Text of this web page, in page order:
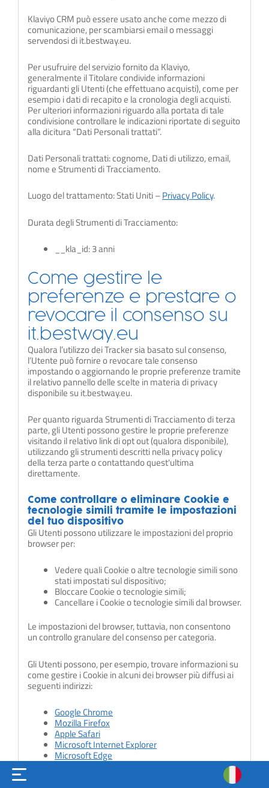
Klaviyo CRM può essere usato anche come mezzo di
comunicazione, per scambiarsi email o messaggi
servendosi di it.bestway.eu.
Per usufruire del servizio fornito da Klaviyo,
generalmente il Titolare condivide informazioni
riguardanti gli Utenti (che effettuano acquisti), come per
esempio i dati di recapito e la cronologia degli acquisti.
Per ulteriori informazioni riguardo alla portata di tale
condivisione controllare le indicazioni riportate di seguito
alla dicitura “Dati Personali trattati”.
Dati Personali trattati: cognome, Dati di utilizzo, email,
nome e Strumenti di Tracciamento.
Luogo del trattamento: Stati Uniti –Privacy Policy.
Durata degli Strumenti di Tracciamento:
__kla_id: 3 anni
Come gestire le
preferenze e prestare o
revocare il consenso su
it.bestway.eu
Qualora l’utilizzo dei Tracker sia basato sul consenso,
l’Utente può fornire o revocare tale consenso
impostando o aggiornando le proprie preferenze tramite
il relativo pannello delle scelte in materia di privacy
disponibile su it.bestway.eu.
Per quanto riguarda Strumenti di Tracciamento di terza
parte, gli Utenti possono gestire le proprie preferenze
visitando il relativo link di opt out (qualora disponibile),
utilizzando gli strumenti descritti nella privacy policy
della terza parte o contattando quest'ultima
direttamente.
Come controllare o eliminare Cookie e
tecnologie simili tramite le impostazioni
del tuo dispositivo
Gli Utenti possono utilizzare le impostazioni del proprio
browser per:
Vedere quali Cookie o altre tecnologie simili sono
stati impostati sul dispositivo;
Bloccare Cookie o tecnologie simili;
Cancellare i Cookie o tecnologie simili dal browser.
Le impostazioni del browser, tuttavia, non consentono
un controllo granulare del consenso per categoria.
Gli Utenti possono, per esempio, trovare informazioni su
come gestire i Cookie in alcuni dei browser più diffusi ai
seguenti indirizzi:
Google Chrome
Mozilla Firefox
Apple Safari
Microsoft Internet Explorer
Microsoft Edge